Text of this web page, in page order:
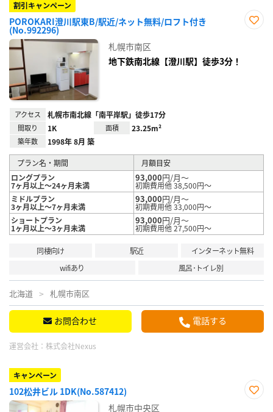
割引キャンペーン
POROKARI澄川駅東B/駅近/ネット無料/ロフト付き
(No.992296)
札幌市南区
地下鉄南北線【澄川駅】徒歩3分！
アクセス 札幌市南北線「南平岸駅」徒歩17分
間取り 1K 面積 23.25m²
築年数 1998年 8月 築
プラン名・期間
月額目安
ロングプラン
7ヶ月以上～24ヶ月未満
93,000円/月～
初期費用他 38,500円～
ミドルプラン
3ヶ月以上～7ヶ月未満
93,000円/月～
初期費用他 33,000円～
ショートプラン
1ヶ月以上～3ヶ月未満
93,000円/月～
初期費用他 27,500円～
同棲向け 駅近
インターネット無料
wifiあり
風呂･トイレ別
北海道 札幌市南区
お問合わせ 電話する
運営会社： 株式会社Nexus
キャンペーン
102松井ビル 1DK(No.587412)
札幌市中央区